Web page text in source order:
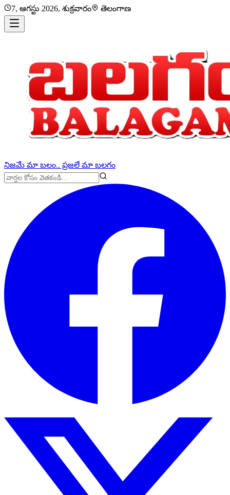
7, ఆగస్టు 2026, శుక్రవారం తెలంగాణ
నిజమే మా బలం.. ప్రజలే మా బలగం